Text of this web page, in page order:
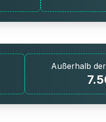
Außerhalb